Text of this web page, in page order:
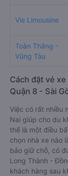
Vie Limousine
Toàn Thắng -
Vũng Tàu
Cách đặt vé
Quận 8 - Sài
Việc có rất nhiều
Nai giúp cho du
thể là một điều
chọn nhà xe nào
bảo giữ chỗ, có
Long Thành -
khách hàng sau